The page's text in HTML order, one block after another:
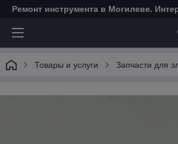
Ремонт инструмента в Могилеве.
Товары и услуги Запчасти для